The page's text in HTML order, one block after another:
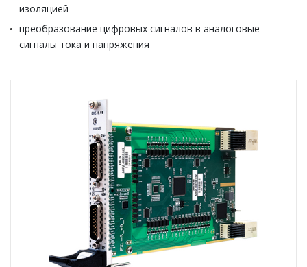
изоляцией
преобразование цифровых сигналов в аналоговые
сигналы тока и напряжения